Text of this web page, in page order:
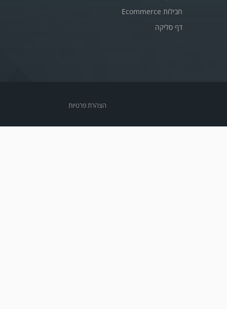
חבילות Ecommerce
דף סליקה
הצהרת פרטיות